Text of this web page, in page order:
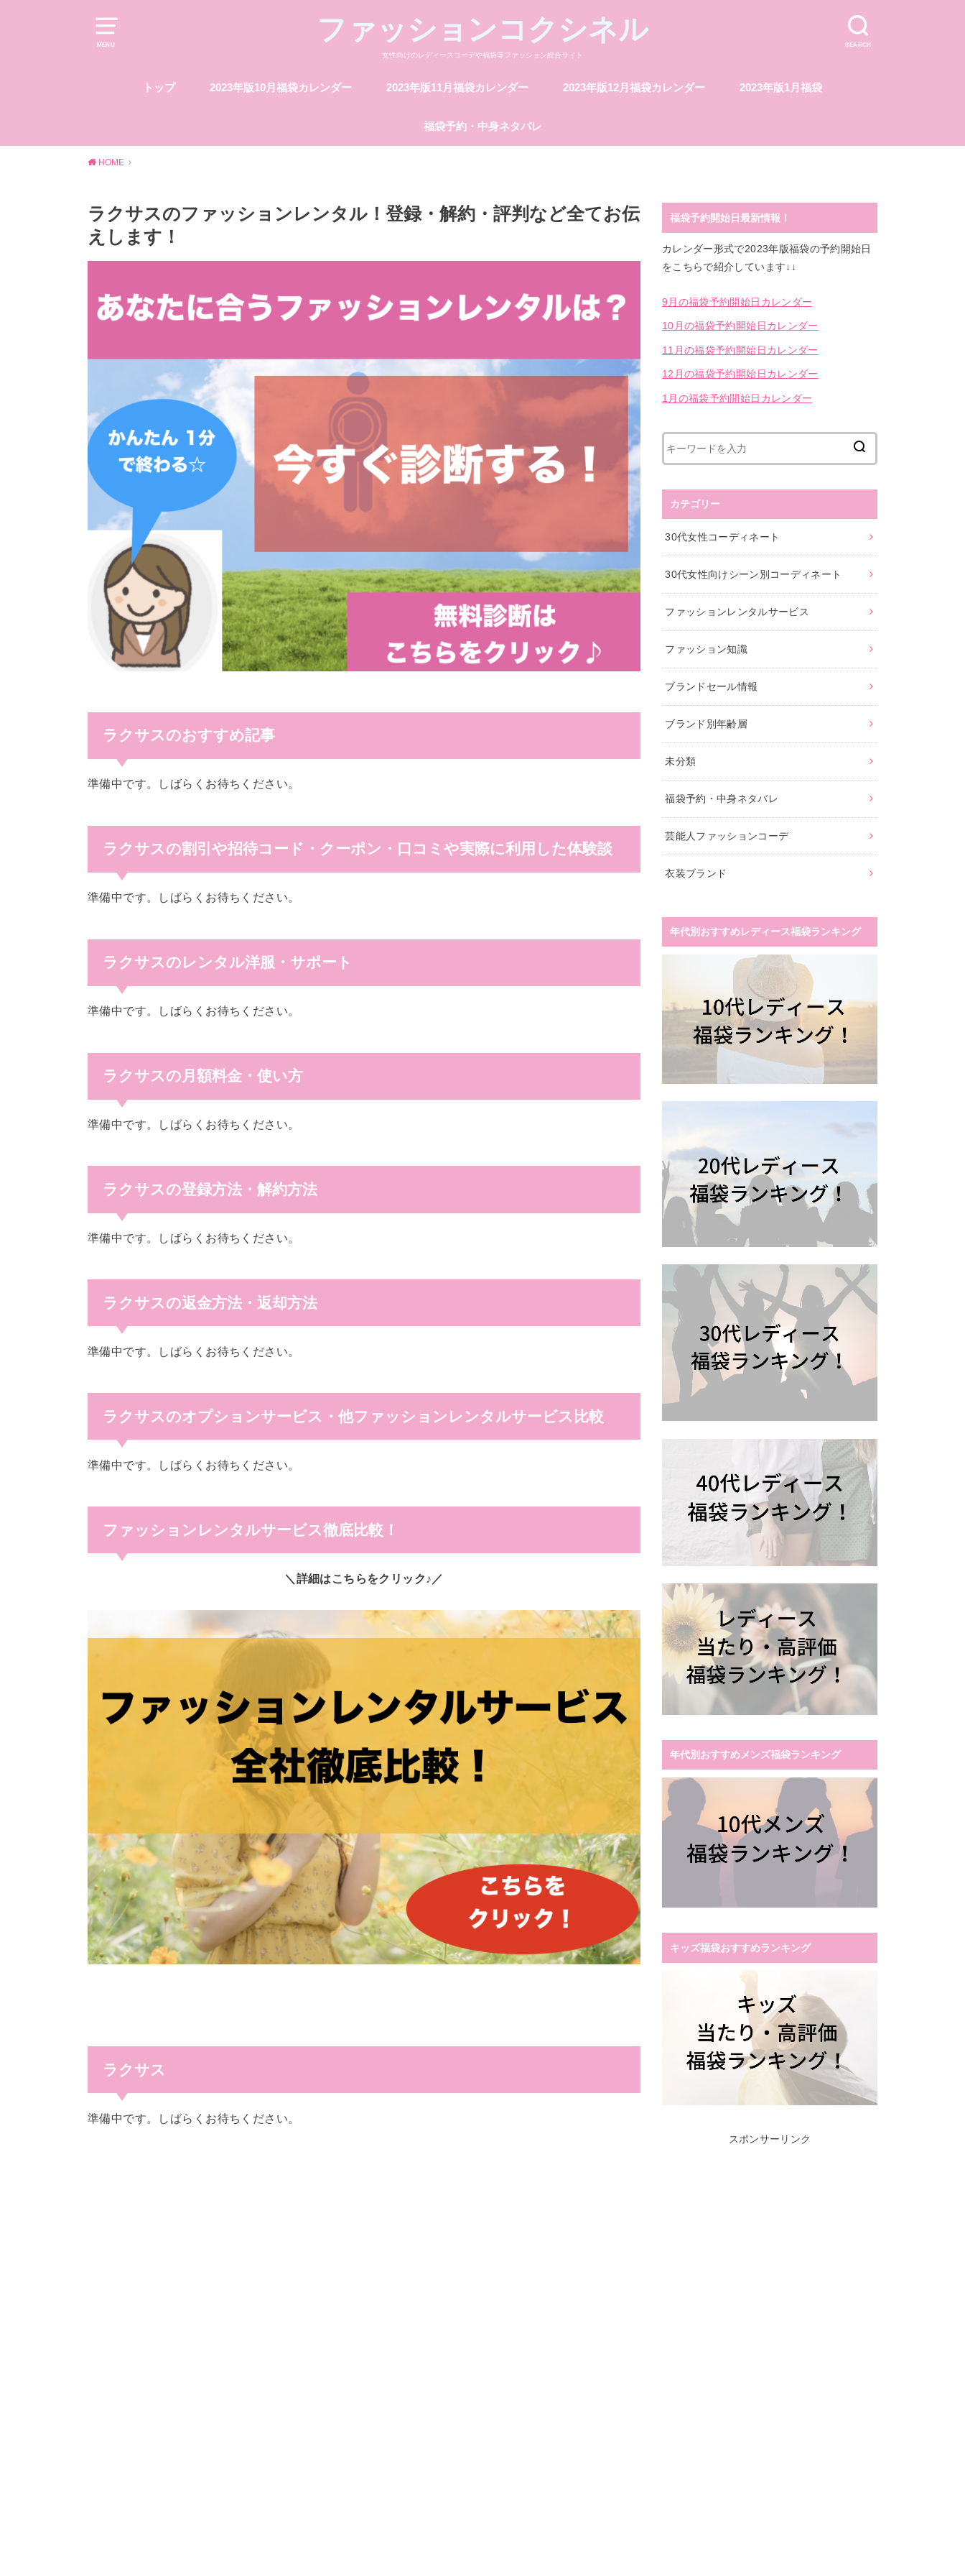
MENU SEARCH
ファッションコクシネル
女性向けのレディースコーデや福袋等ファッション総合サイト
トップ 2023年版10月福袋カレンダー 2023年版11月福袋カレンダー 2023年版12月福袋カレンダー 2023年版1月福袋
福袋予約・中身ネタバレ
HOME
ラクサスのファッションレンタル！登録・解約・評判など全てお伝
えします！
ラクサスのおすすめ記事
準備中です。しばらくお待ちください。
ラクサスの割引や招待コード・クーポン・口コミや実際に利用した体験談
準備中です。しばらくお待ちください。
ラクサスのレンタル洋服・サポート
準備中です。しばらくお待ちください。
ラクサスの月額料金・使い方
準備中です。しばらくお待ちください。
ラクサスの登録方法・解約方法
準備中です。しばらくお待ちください。
ラクサスの返金方法・返却方法
準備中です。しばらくお待ちください。
ラクサスのオプションサービス・他ファッションレンタルサービス比較
準備中です。しばらくお待ちください。
ファッションレンタルサービス徹底比較！
＼詳細はこちらをクリック♪／
ラクサス
準備中です。しばらくお待ちください。
福袋予約開始日最新情報！
カレンダー形式で2023年版福袋の予約開始日
をこちらで紹介しています↓↓
9月の福袋予約開始日カレンダー
10月の福袋予約開始日カレンダー
11月の福袋予約開始日カレンダー
12月の福袋予約開始日カレンダー
1月の福袋予約開始日カレンダー
カテゴリー
30代女性コーディネート
30代女性向けシーン別コーディネート
ファッションレンタルサービス
ファッション知識
ブランドセール情報
ブランド別年齢層
未分類
福袋予約・中身ネタバレ
芸能人ファッションコーデ
衣装ブランド
年代別おすすめレディース福袋ランキング
年代別おすすめメンズ福袋ランキング
キッズ福袋おすすめランキング
スポンサーリンク